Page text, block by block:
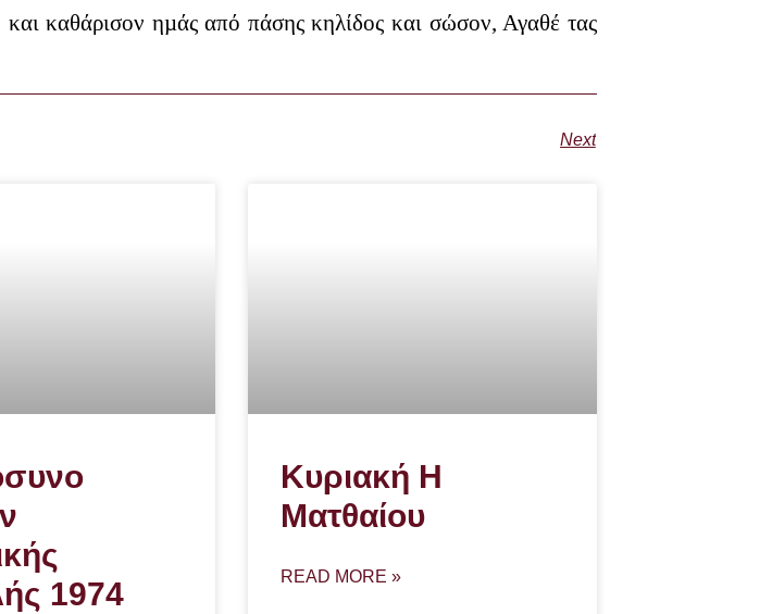
καθάρισον ηµάς από πάσης κηλίδος και σώσον, Αγαθέ τας
Next
1974
Κυριακή Η
Ματθαίου
READ MORE »